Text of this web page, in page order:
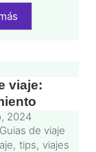
viaje:
2024
Guias de viaje
, tips, viajes